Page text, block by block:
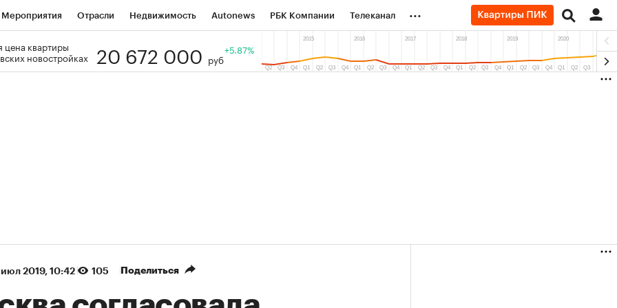
Мероприятия Отрасли Недвижимость Autonews РБК Компании Телеканал
РБК Образование Тренды
...
цена квартиры
новостройках
20 672 000 руб
+5.87%
2019, 10:42 105 Поделиться